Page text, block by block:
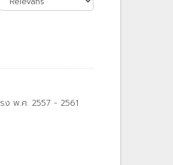
ง พ.ศ. 2557 - 2561